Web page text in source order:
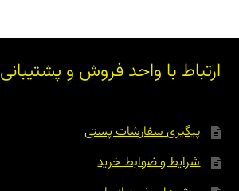
ارتباط با واحد فروش و پشتیبانی
پیگیری سفارشات پستی
شرایط و ضوابط خرید